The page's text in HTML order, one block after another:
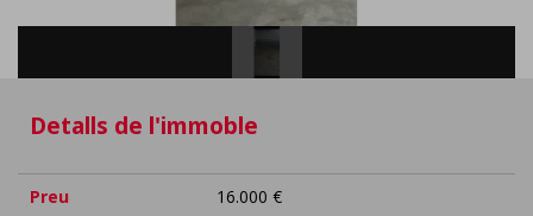
Detalls de l'immoble
Preu 16.000 €